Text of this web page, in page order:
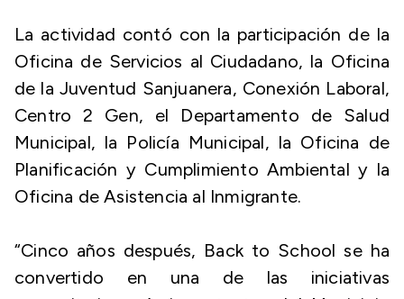
La actividad contó con la participación de la
Oficina de Servicios al Ciudadano, la Oficina
de la Juventud Sanjuanera, Conexión Laboral,
Centro 2 Gen, el Departamento de Salud
Municipal, la Policía Municipal, la Oficina de
Planificación y Cumplimiento Ambiental y la
Oficina de Asistencia al Inmigrante.
“Cinco años después, Back to School se ha
convertido en una de las iniciativas